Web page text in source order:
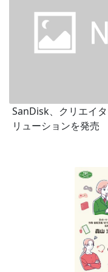
SanDisk、クリエイ
リューションを発売